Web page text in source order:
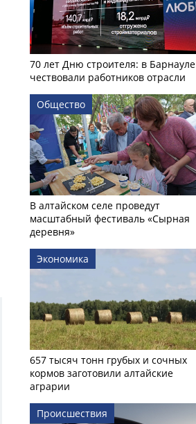
70 лет Дню строителя: в Барнауле
чествовали работников отрасли
Общество
В алтайском селе проведут
масштабный фестиваль «Сырная
деревня»
Экономика
657 тысяч тонн грубых и сочных
кормов заготовили алтайские
аграрии
Происшествия